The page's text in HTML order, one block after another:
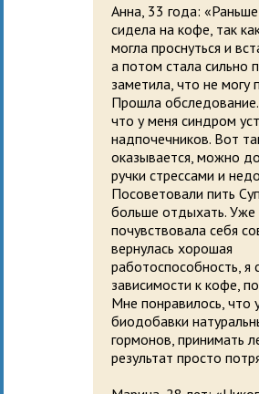
Анна, 33 года:
сидела на кофе, так
могла проснуться и
а потом стала сильно
заметила, что не могу
Прошла обследование.
что у меня синдром
надпочечников. Вот
оказывается, можно
ручки стрессами и
Посоветовали пить
больше отдыхать. Уже
почувствовала себя
вернулась хорошая
работоспособность, я
зависимости к кофе,
Мне понравилось, что
биодобавки
гормонов, принимать
результат просто